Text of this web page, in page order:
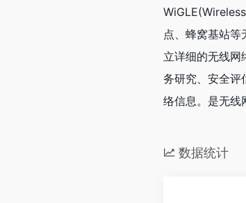
点、蜂窝基站
立详细的无线网
务研究、安全评
络信息。是无线
数据统计